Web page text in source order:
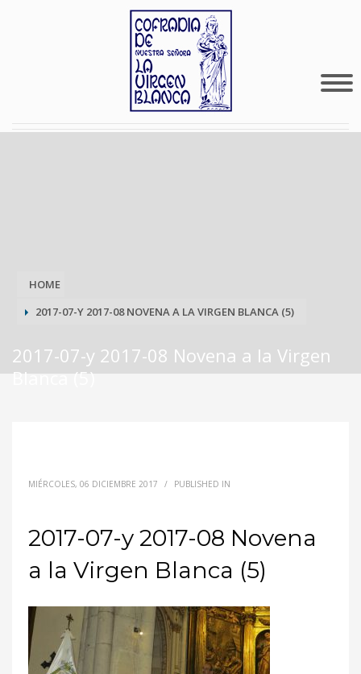
HOME
2017-07-Y 2017-08 NOVENA A LA VIRGEN BLANCA (5)
2017-07-y 2017-08 Novena a la Virgen
Blanca (5)
MIÉRCOLES, 06 DICIEMBRE 2017 / PUBLISHED IN
2017-07-y 2017-08 Novena
a la Virgen Blanca (5)